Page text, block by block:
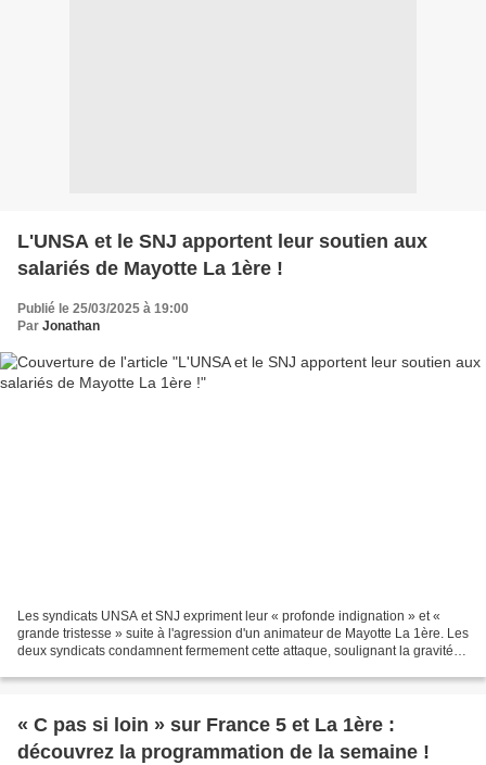
L'UNSA et le SNJ apportent leur soutien aux
salariés de Mayotte La 1ère !
Publié le 25/03/2025 à 19:00
Par Jonathan
Les syndicats UNSA et SNJ expriment leur « profonde indignation » et «
grande tristesse » suite à l'agression d'un animateur de Mayotte La 1ère. Les
deux syndicats condamnent fermement cette attaque, soulignant la gravité
« C pas si loin » sur France 5 et La 1ère :
découvrez la programmation de la semaine !